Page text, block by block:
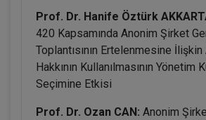
Prof. Dr. Hanife Öztürk
420 Kapsamında Anonim Şirket
Toplantısının Ertelenmesine İlişkin
Hakkının Kullanılmasının Yönetim
Seçimine Etkisi
Prof. Dr. Ozan CAN: Anonim